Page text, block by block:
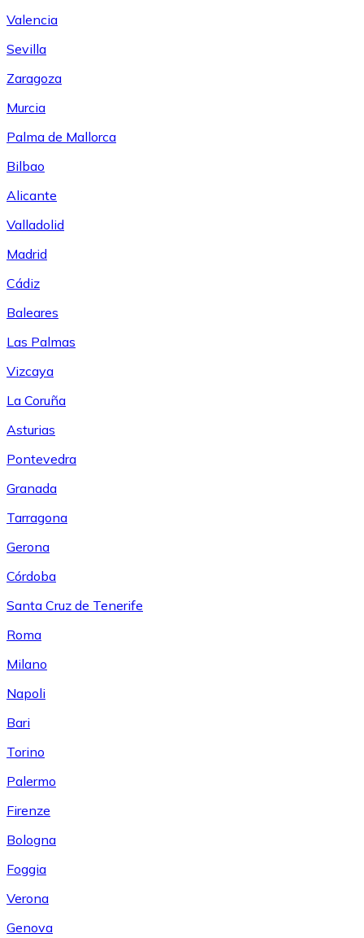
Valencia
Sevilla
Zaragoza
Murcia
Palma de Mallorca
Bilbao
Alicante
Valladolid
Madrid
Cádiz
Baleares
Las Palmas
Vizcaya
La Coruña
Asturias
Pontevedra
Granada
Tarragona
Gerona
Córdoba
Santa Cruz de Tenerife
Roma
Milano
Napoli
Bari
Torino
Palermo
Firenze
Bologna
Foggia
Verona
Genova